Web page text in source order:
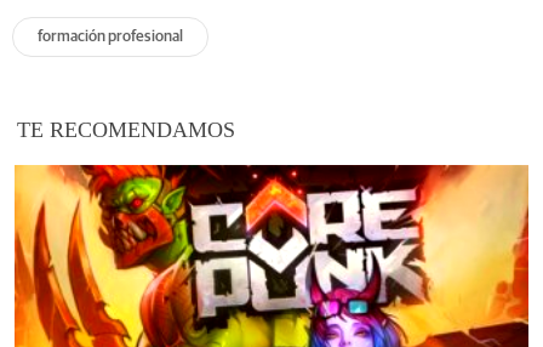
formación profesional
TE RECOMENDAMOS